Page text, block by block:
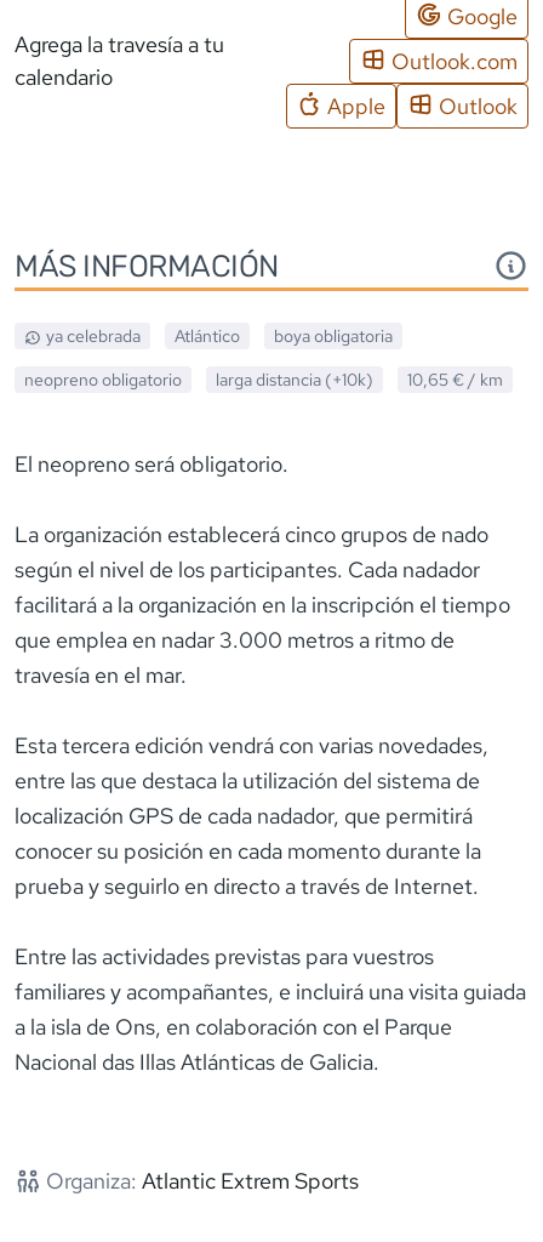
Agrega la travesía a tu
calendario
Google
Outlook.com
Apple
Outlook
MÁS INFORMACIÓN
ya celebrada Atlántico
boya obligatoria
neoprenoobligatorio larga distancia (+10k) 10,65 € / km
El neopreno será obligatorio.
La organización establecerá cinco grupos de nado
según el nivel de los participantes. Cada nadador
facilitará a la organización en la inscripción el tiempo
que emplea en nadar 3.000 metros a ritmo de
travesía en el mar.
Esta tercera edición vendrá con varias novedades,
entre las que destaca la utilización del sistema de
localización GPS de cada nadador, que permitirá
conocer su posición en cada momento durante la
prueba y seguirlo en directo a través de Internet.
Entre las actividades previstas para vuestros
familiares y acompañantes, e incluirá una visita guiada
a la isla de Ons, en colaboración con el Parque
Nacional das Illas Atlánticas de Galicia.
Organiza: Atlantic Extrem Sports